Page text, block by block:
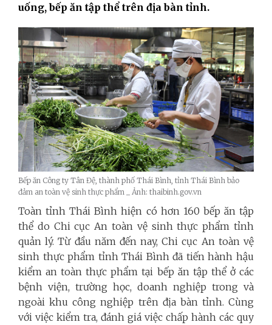
uống, bếp ăn tập thể trên địa bàn tỉnh.
Bếp ăn Công ty Tân Đệ, thành phố Thái Bình, tỉnh Thái Bình bảo
đảm an toàn vệ sinh thực phẩm _ Ảnh: thaibinh.gov.vn
Toàn tỉnh Thái Bình hiện có hơn 160 bếp ăn tập
thể do Chi cục An toàn vệ sinh thực phẩm tỉnh
quản lý. Từ đầu năm đến nay, Chi cục An toàn vệ
sinh thực phẩm tỉnh Thái Bình đã tiến hành hậu
kiểm an toàn thực phẩm tại bếp ăn tập thể ở các
bệnh viện, trường học, doanh nghiệp trong và
ngoài khu công nghiệp trên địa bàn tỉnh. Cùng
với việc kiểm tra, đánh giá việc chấp hành các quy